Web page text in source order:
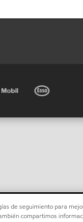
de seguimiento para
compartimos